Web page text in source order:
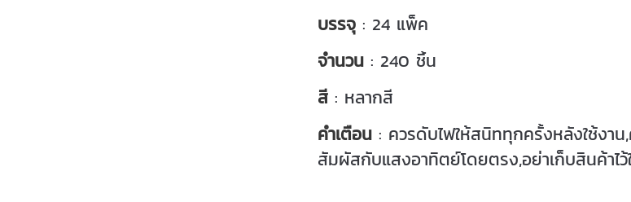
บรรจุ: 24 แพ็ค
จำนวน: 240 ชิ้น
สี: หลากสี
คำเตือน: ควรดับไฟให้สนิททุกครั้งหลังใช้งา
สัมผัสกับแสงอาทิตย์โดยตรง,อย่าเก็บสินค้าไ